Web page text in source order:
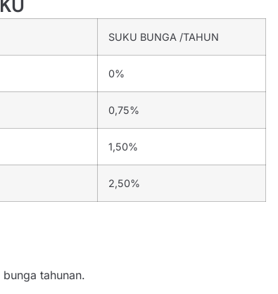
SUKU BUNGA /TAHUN
0%
0,75%
1,50%
2,50%
tahunan.